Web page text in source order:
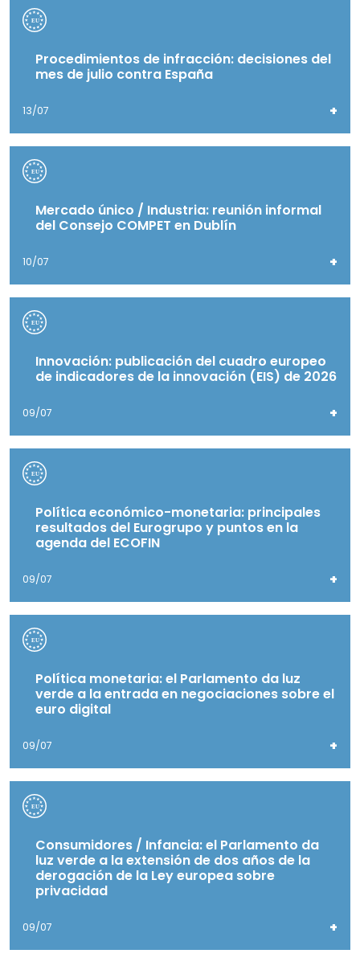
Procedimientos de infracción: decisiones del
mes de julio contra España
13/07 +
Mercado único / Industria: reunión informal
del Consejo COMPET en Dublín
10/07 +
Innovación: publicación del cuadro europeo
de indicadores de la innovación (EIS) de 2026
09/07 +
Política económico-monetaria: principales
resultados del Eurogrupo y puntos en la
agenda del ECOFIN
09/07 +
Política monetaria: el Parlamento da luz
verde a la entrada en negociaciones sobre el
euro digital
09/07 +
Consumidores / Infancia: el Parlamento da
luz verde a la extensión de dos años de la
derogación de la Ley europea sobre
privacidad
09/07 +